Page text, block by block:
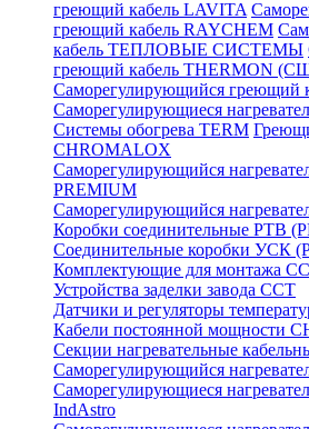
греющий кабель LAVITA
греющий кабель RAYCHEM
кабель ТЕПЛОВЫЕ СИСТЕМЫ
греющий кабель THERMON
Саморегулирующийся греющий
Саморегулирующиеся
Системы обогрева TERM
CHROMALOX
Саморегулирующийся
PREMIUM
Саморегулирующийся
Коробки соединительные РТВ
Соединительные коробки УСК
Комплектующие для монтажа
Устройства заделки завода ССТ
Датчики и регуляторы
Кабели постоянной мощности
Секции нагревательные
Саморегулирующийся
Саморегулирующиеся
IndAstro